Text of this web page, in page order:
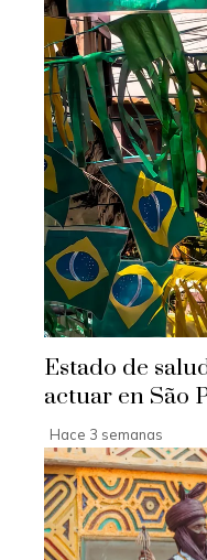
Estado de
actuar en São
Hace 3 semanas